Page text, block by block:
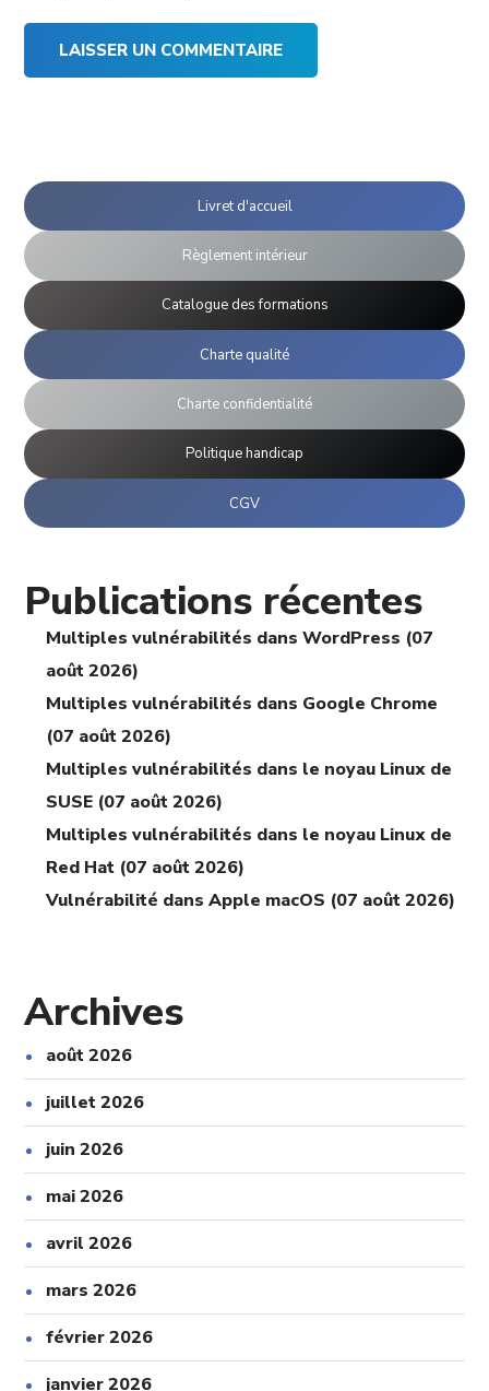
Livret d'accueil
Règlement intérieur
Catalogue des formations
Charte qualité
Charte confidentialité
Politique handicap
CGV
Publications récentes
Multiples vulnérabilités dans WordPress (07
août 2026)
Multiples vulnérabilités dans Google Chrome
(07 août 2026)
Multiples vulnérabilités dans le noyau Linux de
SUSE (07 août 2026)
Multiples vulnérabilités dans le noyau Linux de
Red Hat (07 août 2026)
Vulnérabilité dans Apple macOS (07 août 2026)
Archives
août 2026
juillet 2026
juin 2026
mai 2026
avril 2026
mars 2026
février 2026
janvier 2026